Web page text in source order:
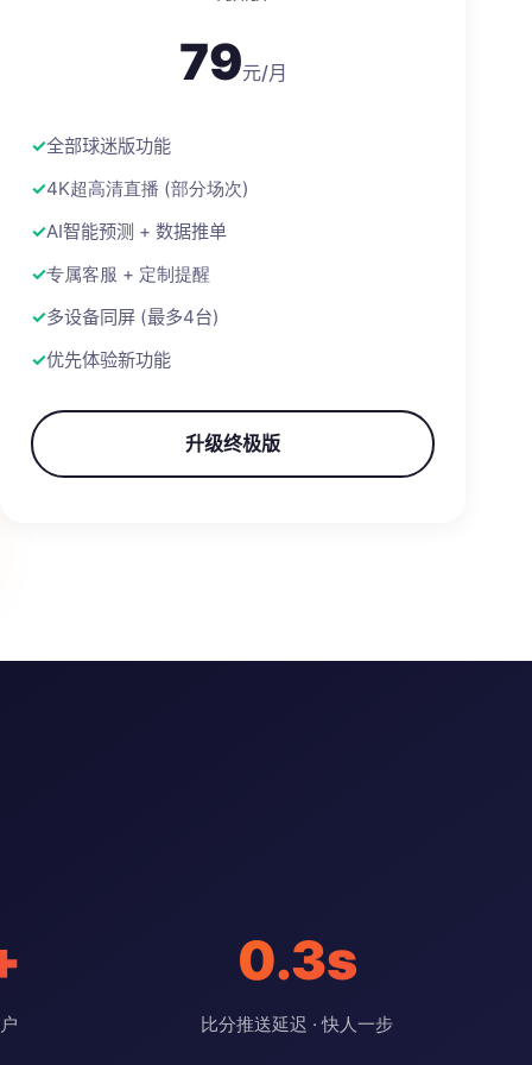
79元/月
全部球迷版功能
4K超高清直播 (部分场次)
AI智能预测 + 数据推单
专属客服 + 定制提醒
多设备同屏 (最多4台)
优先体验新功能
升级终极版
0.3s
比分推送延迟 · 快人一步